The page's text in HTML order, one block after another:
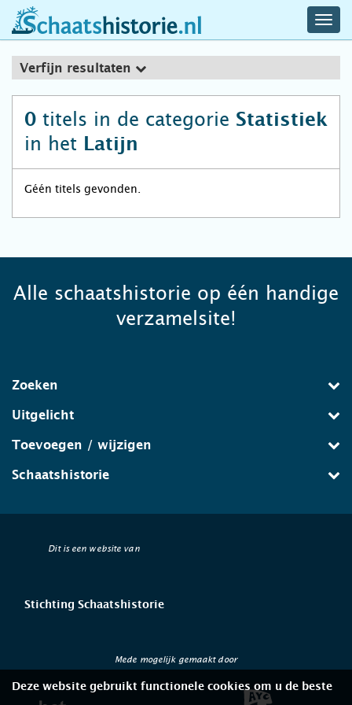
schaatshistorie.nl
Verfijn resultaten
0 titels in de categorie Statistiek
in het Latijn
Géén titels gevonden.
Alle schaatshistorie op één handige
verzamelsite!
Zoeken
Uitgelicht
Toevoegen / wijzigen
Schaatshistorie
Dit is een website van
Stichting Schaatshistorie
Mede mogelijk gemaakt door
Deze website gebruikt functionele cookies om u de beste